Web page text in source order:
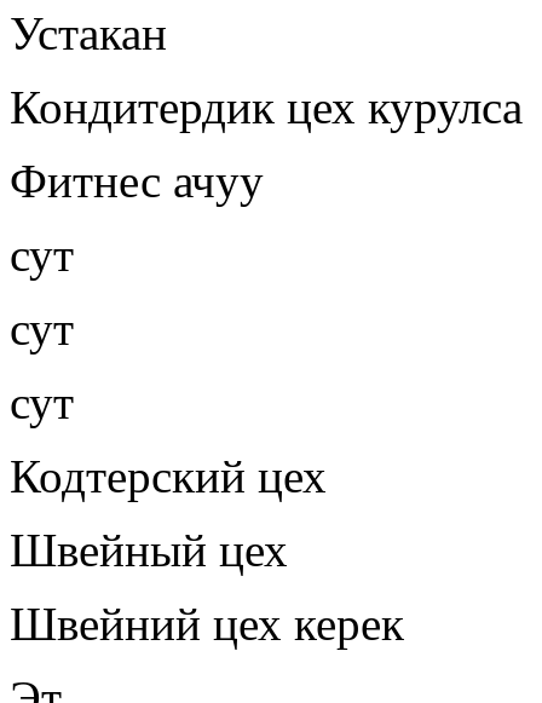
Устакан
Кондитердик цех курулса
Фитнес ачуу
сут
сут
сут
Кодтерский цех
Швейный цех
Швейний цех керек